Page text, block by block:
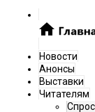
Новости
Анонсы
Выставки
Читателям